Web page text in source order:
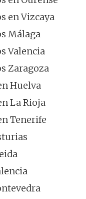
en Vizcaya
Málaga
Valencia
Zaragoza
Huelva
La Rioja
Tenerife